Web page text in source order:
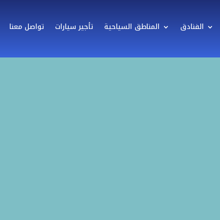
تواصل معنا تأجير سيارات المناطق السياحية الفنادق